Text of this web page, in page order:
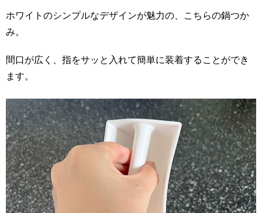
ホワイトのシンプルなデザインが魅力の、こちらの鍋つか
み。
間口が広く、指をサッと入れて簡単に装着することができ
ます。